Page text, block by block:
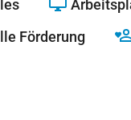
Förderung